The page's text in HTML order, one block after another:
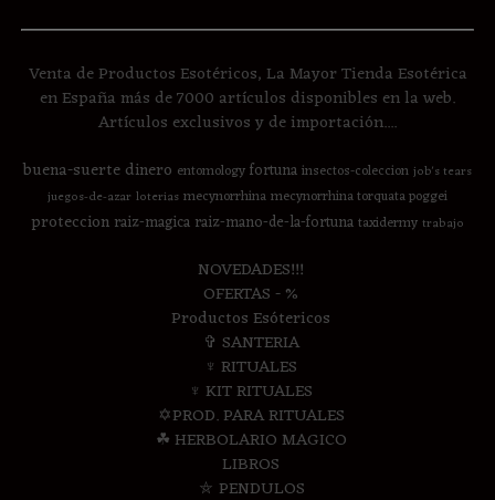
Venta de Productos Esotéricos, La Mayor Tienda Esotérica
en España más de 7000 artículos disponibles en la web.
Artículos exclusivos y de importación....
buena-suertedinero entomologyfortunainsectos-coleccion job's tears
juegos-de-azar loterias mecynorrhinamecynorrhina torquata poggei
proteccion raiz-magica raiz-mano-de-la-fortunataxidermy trabajo
NOVEDADES!!!
OFERTAS - %
Productos Esótericos
✞ SANTERIA
♆ RITUALES
♆ KIT RITUALES
✡PROD. PARA RITUALES
☘ HERBOLARIO MAGICO
LIBROS
⛤ PENDULOS